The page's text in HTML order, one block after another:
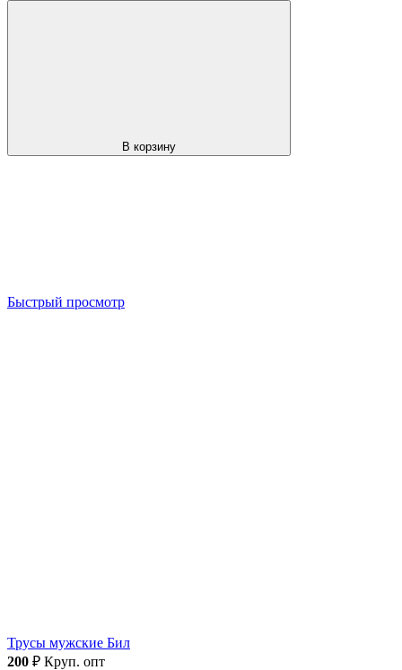
В корзину
Быстрый просмотр
Трусы мужские Бил
200 ₽ Круп. опт